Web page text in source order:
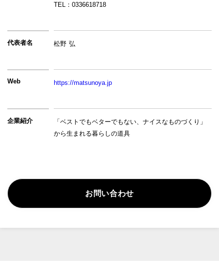
TEL：0336618718
代表者名 松野 弘
Web https://matsunoya.jp
企業紹介
「ベストでもベターでもない、ナイスなものづくり」
から生まれる暮らしの道具
お問い合わせ